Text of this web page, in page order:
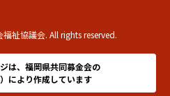
祉協議会. All rights reserved.
は、福岡県共同募金会の
により作成しています